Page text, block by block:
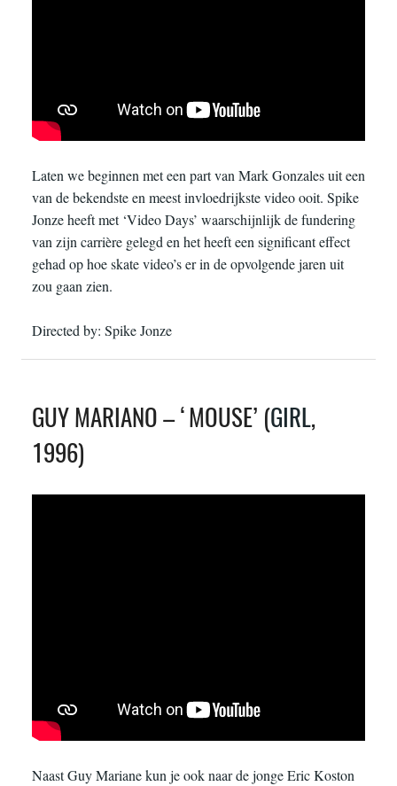
Laten we beginnen met een part van Mark Gonzales uit een
van de bekendste en meest invloedrijkste video ooit. Spike
Jonze heeft met ‘Video Days’ waarschijnlijk de fundering
van zijn carrière gelegd en het heeft een significant effect
gehad op hoe skate video’s er in de opvolgende jaren uit
zou gaan zien.
Directed by: Spike Jonze
GUY MARIANO – ‘MOUSE’ (GIRL,
1996)
Naast Guy Mariane kun je ook naar de jonge Eric Koston